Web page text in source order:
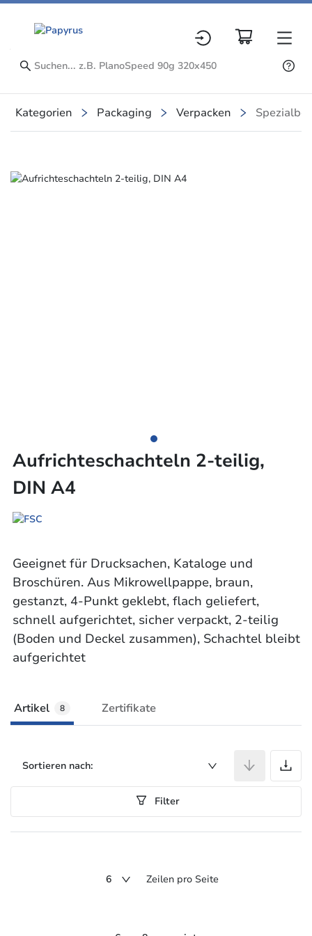
Kategorien Packaging Verpacken
Slide 1 of 1
Aufrichteschachteln 2-teilig,
DIN A4
Geeignet für Drucksachen, Kataloge und
Broschüren. Aus Mikrowellpappe, braun,
gestanzt, 4-Punkt geklebt, flach geliefert,
schnell aufgerichtet, sicher verpackt, 2-teilig
(Boden und Deckel zusammen), Schachtel bleibt
aufgerichtet
Artikel 8 Zertifikate
Sortieren nach:
Filter
6 Zeilen pro Seite